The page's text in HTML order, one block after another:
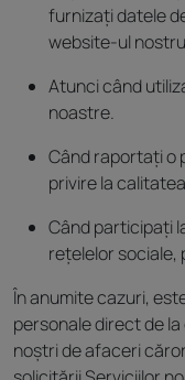
furnizați datele
website-ul
Atunci când
noastre.
Când raportați o
privire la
Când participați
rețelelor sociale,
În anumite cazuri,
personale direct de
noștri de afaceri